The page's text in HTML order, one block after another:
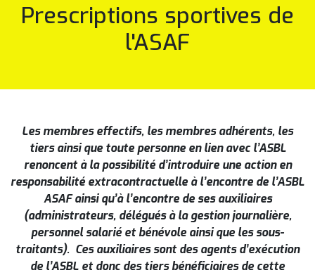
Prescriptions sportives de
l'ASAF
Les membres effectifs, les membres adhérents, les
tiers ainsi que toute personne en lien avec l’ASBL
renoncent à la possibilité d’introduire une action en
responsabilité extracontractuelle à l’encontre de l’ASBL
ASAF ainsi qu’à l’encontre de ses auxiliaires
(administrateurs, délégués à la gestion journalière,
personnel salarié et bénévole ainsi que les sous-
traitants). Ces auxiliaires sont des agents d’exécution
de l’ASBL et donc des tiers bénéficiaires de cette